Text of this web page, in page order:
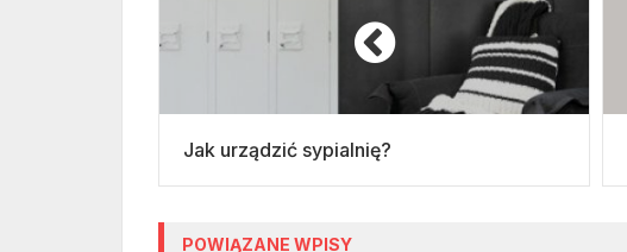
Jak urządzić sypialnię?
POWIĄZANE WPISY